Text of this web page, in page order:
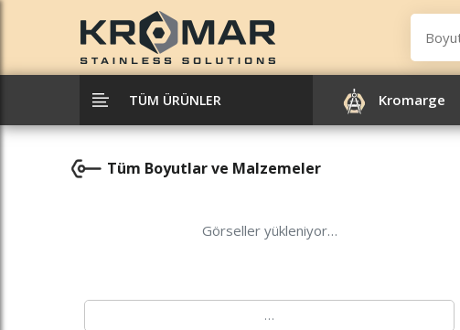
TÜM ÜRÜNLER Kromarge
Tüm Boyutlar ve Malzemeler
Görseller yükleniyor…
…